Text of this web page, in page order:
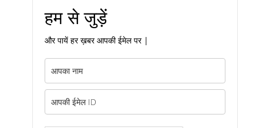
हम से जुड़ें
और पायें हर ख़बर आपकी ईमेल पर |